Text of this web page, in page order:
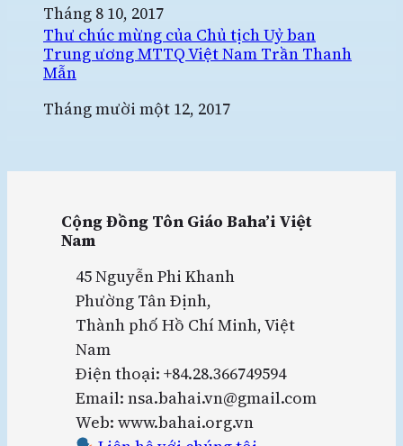
Ngày
Tháng 8 10, 2017
Thư chúc mừng của Chủ tịch Uỷ ban
Trung ương MTTQ Việt Nam Trần Thanh
Mẫn
Ngày
Tháng mười một 12, 2017
Cộng Đồng Tôn Giáo Baha’i Việt
Nam
45 Nguyễn Phi Khanh
Phường Tân Định,
Thành phố Hồ Chí Minh, Việt
Nam
Điện thoại: +84.28.366749594
Email: nsa.bahai.vn@gmail.com
Web: www.bahai.org.vn